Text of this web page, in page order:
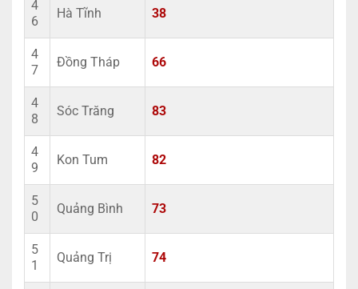
4
6
Hà Tĩnh 38
4
7
Đồng Tháp 66
4
8
Sóc Trăng 83
4
9
Kon Tum 82
5
0
Quảng Bình 73
5
1
Quảng Trị 74